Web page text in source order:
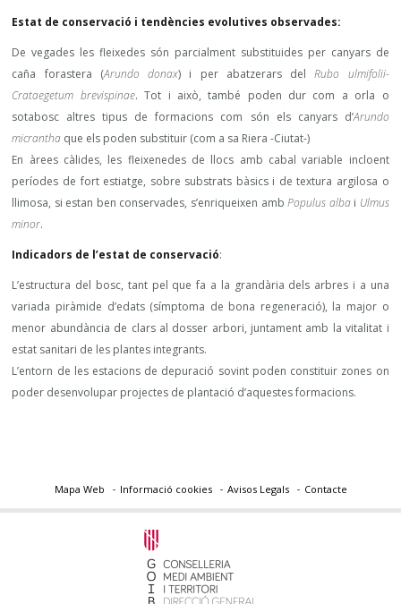
Estat de conservació i tendències evolutives observades:
De vegades les fleixedes són parcialment substituides per canyars de
caña forastera (Arundo donax) i per abatzerars delRubo ulmifolii-
Crataegetum brevispinae. Tot i això, també poden dur com a orla o
sotabosc altres tipus de formacions com són els canyars d’Arundo
micrantha que els poden substituir (com a sa Riera -Ciutat-)
En àrees càlides, les fleixenedes de llocs amb cabal variable incloent
períodes de fort estiatge, sobre substrats bàsics i de textura argilosa o
llimosa, si estan ben conservades, s’enriqueixen ambPopulus albai Ulmus
minor.
Indicadors de l’estat de conservació:
L’estructura del bosc, tant pel que fa a la grandària dels arbres i a una
variada piràmide d’edats (símptoma de bona regeneració), la major o
menor abundància de clars al dosser arbori, juntament amb la vitalitat i
estat sanitari de les plantes integrants.
L’entorn de les estacions de depuració sovint poden constituir zones on
poder desenvolupar projectes de plantació d’aquestes formacions.
Mapa Web Informació cookies Avisos Legals Contacte